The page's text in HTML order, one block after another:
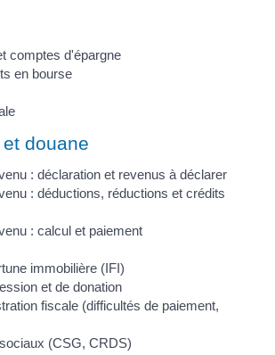
comptes d'épargne
en bourse
douane
: déclaration et revenus à déclarer
: déductions, réductions et crédits
: calcul et paiement
immobilière (IFI)
et de donation
fiscale (difficultés de paiement,
(CSG, CRDS)